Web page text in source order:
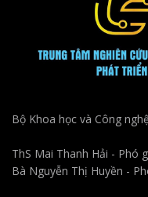
Bộ Khoa học và Công
ThS Mai Thanh Hải - Phó
Bà Nguyễn Thị Huyền -